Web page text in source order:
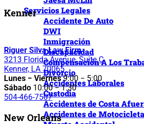
Servicios Legales
Accidente De Auto
DWI
Inmigración
Discapacidad
Compensación A Los
Divorcio
Accidentes Laborales
Custodia
Accidentes de Costa
Accidentes de Motocicleta
Kenner
Riguer Silva Law Firm
3213 Florida Avenue, Suite C
Kenner, LA 70065
Lunes − Viernes9:00 − 5:00
Sábado 10:00 − 1:30
504-466-7507
New Orleans